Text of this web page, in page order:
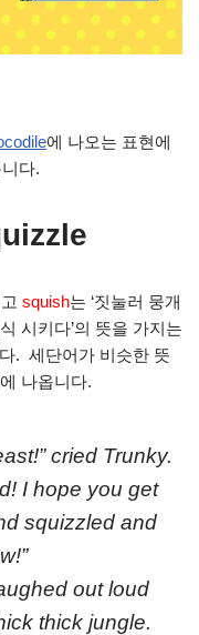
에 나오는 표현에
다.
squish는 ‘짓눌러 뭉개
시키다’의 뜻을 가지는
. 세단어가 비슷한 뜻
나옵니다.
cried Trunky.
I hope you get
squizzled and
out loud
thick jungle.